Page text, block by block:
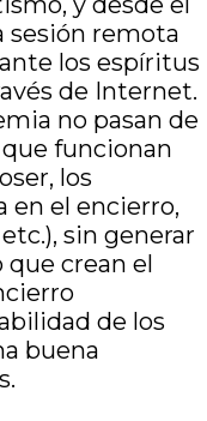
sesión remota
los espíritus
de Internet.
no pasan de
funcionan
los
en el encierro,
sin generar
que crean el
de los
buena